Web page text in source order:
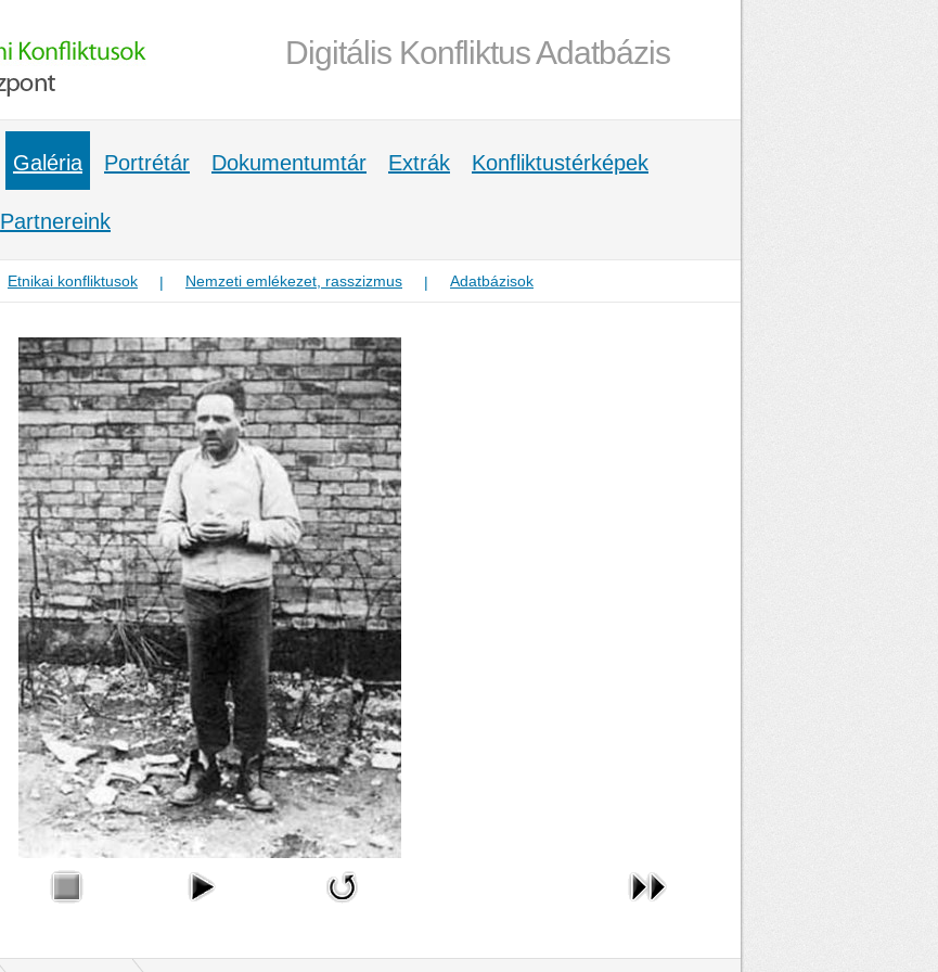
Digitális Konfliktus Adatbázis
Galéria Portrétár Dokumentumtár Extrák Konfliktustérképek
Partnereink
Etnikai konfliktusok | Nemzeti emlékezet, rasszizmus | Adatbázisok